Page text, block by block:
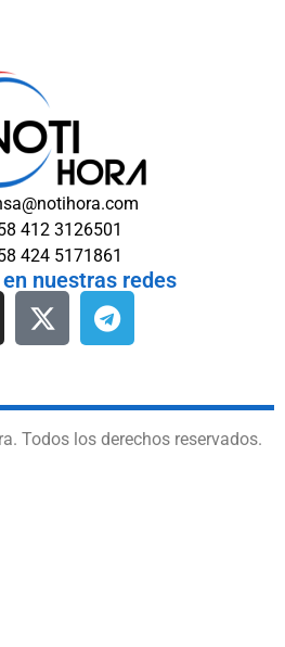
412 3126501
424 5171861
nuestras redes
Todos los derechos reservados.